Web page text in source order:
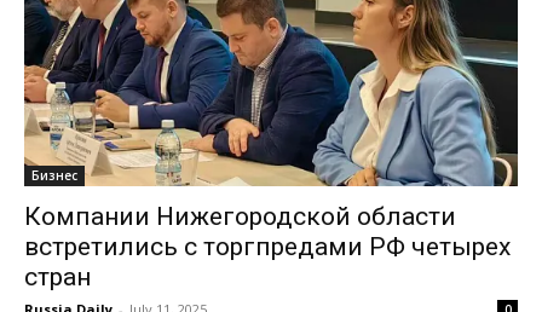
Бизнес
Компании Нижегородской области
встретились с торгпредами РФ четырех
стран